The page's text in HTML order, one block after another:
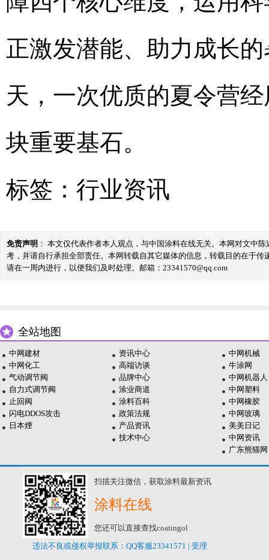
正激发潜能、助力成长
天，一次优质的夏令营
块重要基石。
标签： 行业资讯
免责声明 ： 本文仅代表作者本人观点，与中国涂料在线无关。本网对文中
考，并请自行承担全部责任。本网转载自其它媒体的信息，转载目的在于
请在一周内进行，以便我们及时处理。邮箱：23341570@qq.com
全站地图
中网建材
中网化工
气动调节阀
自力式调节阀
止回阀
闪电DDOS攻击
日本煙
资讯中心
高端访谈
品牌中心
涂业商道
涂料百科
政策法规
产品资讯
技术中心
中网机械
牛涂网
中网机器人
中网塑料
中网橡胶
中网玻璃
美美日记
中网资讯
广东熊猫网
扫描关注微信，获取涂料最新资讯
涂料在线
您还可以直接查找coatingol
违法不良或侵权举报联系：QQ客服23341571 | 受理